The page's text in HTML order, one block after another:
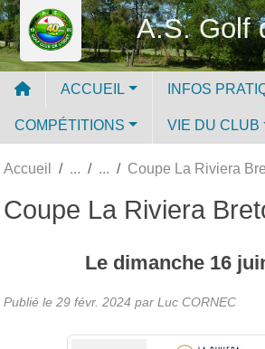
A.S. Golf
ACCUEIL INFOS
COMPÉTITIONS VIE DU CLUB
Accueil Coupe La Riviera
Coupe La Riviera
Le dimanche 16
Publié le 29 févr. 2024 par Luc CORNEC
Panneau de gestion des cookies